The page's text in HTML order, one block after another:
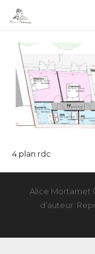
4.plan rdc
Alice Mortamet
d’auteur.